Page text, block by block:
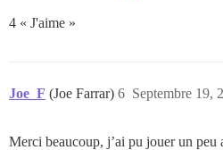
4 « J'aime »
Joe_F (Joe Farrar) Septembre 19,
6
Merci beaucoup, j’ai pu jouer un peu